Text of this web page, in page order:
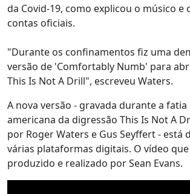
da Covid-19, como explicou o músico e
contas oficiais.
"Durante os confinamentos fiz uma
versão de 'Comfortably Numb' para
This Is Not A Drill", escreveu Waters.
A nova versão - gravada durante a
americana da digressão This Is Not A
por Roger Waters e Gus Seyffert - está
várias plataformas digitais. O vídeo
produzido e realizado por Sean Evans.